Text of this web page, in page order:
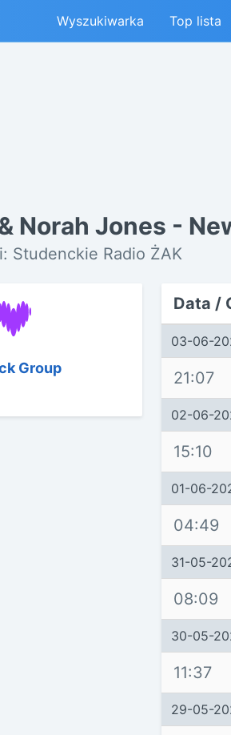
Wyszukiwarka Top lista
Norah Jones -
Studenckie Radio ŻAK
Group
Data /
03-06-
21:07
02-06-
15:10
01-06-
04:49
31-05-
08:09
30-05-
11:37
29-05-